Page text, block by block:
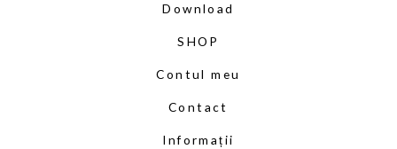
Download
SHOP
Contul meu
Contact
Informații